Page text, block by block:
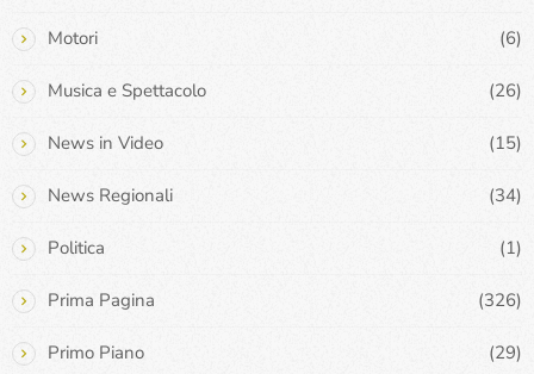
Motori (6)
Musica e Spettacolo (26)
News in Video (15)
News Regionali (34)
Politica (1)
Prima Pagina (326)
Primo Piano (29)